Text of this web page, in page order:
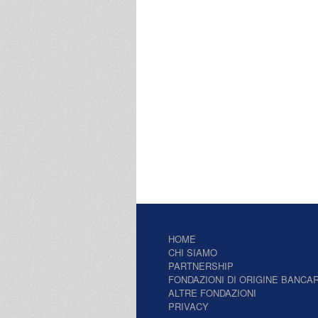
HOME
CHI SIAMO
PARTNERSHIP
FONDAZIONI DI ORIGINE
ALTRE FONDAZIONI
PRIVACY